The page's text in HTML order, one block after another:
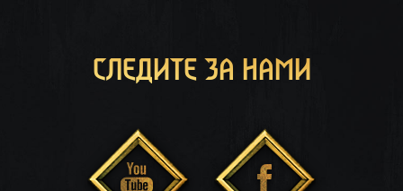
СЛЕДИТЕ ЗА НАМИ